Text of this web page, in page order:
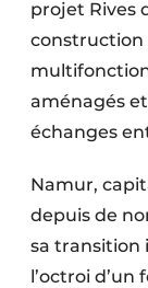
projet Rives
construction
aménagés
échanges
Namur,
depuis de
sa transition
l’octroi d’un